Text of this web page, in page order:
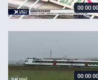
00:00:00
00:00:00